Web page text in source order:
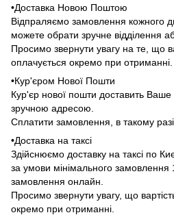
•Доставка Новою Поштою
Відпраляємо замовлення кожного
можете обрати зручне відділення
Просимо звернути увагу на те, що
оплачується окремо при отриманні.
•Кур'єром Нової Пошти
Кур'єр нової пошти доставить
зручною адресою.
Сплатити замовлення, в такому
•Доставка на таксі
Здійснюємо доставку на таксі по
за умови мінімального замовлення
замовлення онлайн.
Просимо звернути увагу, що
окремо при отриманні.